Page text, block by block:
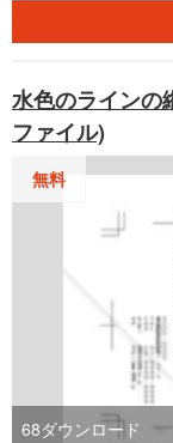
ーケティングツ
ば、低コストで作成す
分自身や会社の特性
トレータのデータ
ロード（無料）
水色のラインの
ファイル)
無料
68ダウンロード